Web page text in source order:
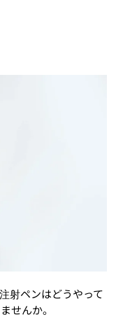
射ペンはどうやって
せんか。